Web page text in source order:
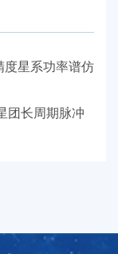
度星系功率谱仿
团长周期脉冲